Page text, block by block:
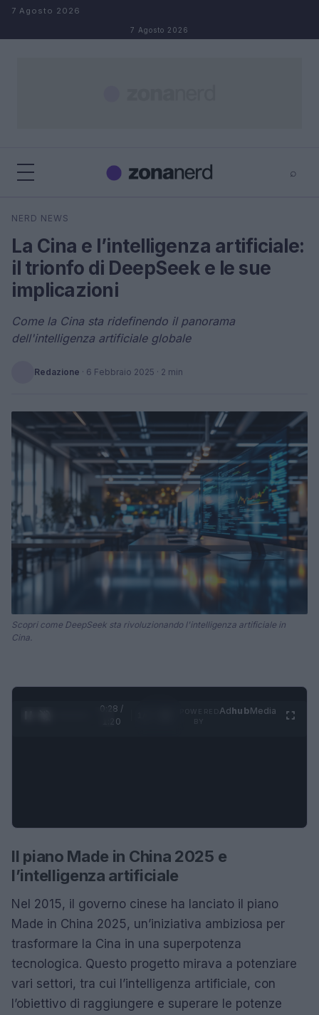
Salta al contenuto
7 Agosto 2026
7 Agosto 2026
⌕
Cerca
NERD NEWS
La Cina e l’intelligenza artificiale:
il trionfo di DeepSeek e le sue
implicazioni
Come la Cina sta ridefinendo il panorama
dell'intelligenza artificiale globale
Redazione · 6 Febbraio 2025 · 2 min
Scopri come DeepSeek sta rivoluzionando l'intelligenza artificiale in
Cina.
0:28 /
1:20
AdhubMedia
Il piano Made in China 2025 e
l’intelligenza artificiale
Nel 2015, il governo cinese ha lanciato il piano
Made in China 2025, un’iniziativa ambiziosa per
trasformare la Cina in una superpotenza
tecnologica. Questo progetto mirava a potenziare
vari settori, tra cui l’intelligenza artificiale, con
l’obiettivo di raggiungere e superare le potenze